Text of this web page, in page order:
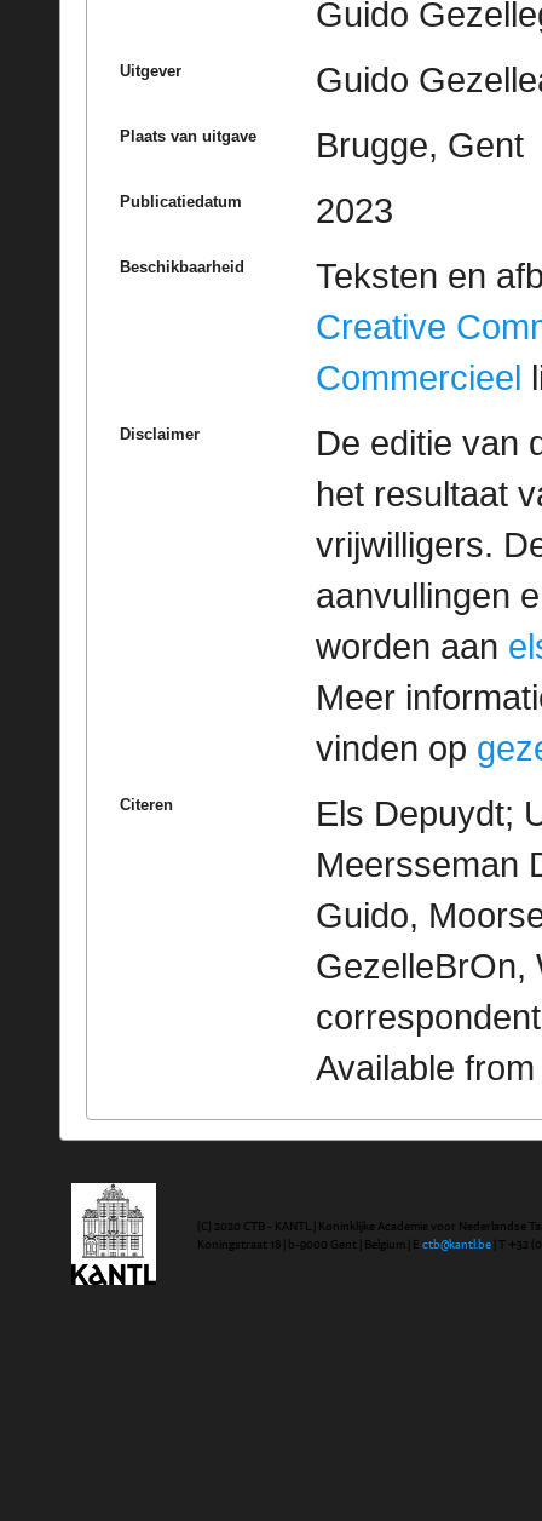
Guido
Uitgever Guido
Plaats van uitgave Brugge, Gent
Publicatiedatum 2023
Beschikbaarheid
Teksten en
Creative
Commercieel
Disclaimer
De editie van
het resultaat
vrijwilligers.
aanvullingen
worden aan
Meer
vinden op
Citeren
Els Depuydt;
Meersseman
Guido,
GezelleBrOn,
Available
(C) 2020 CTB - KANTL | Koninklijke Academie voor Nederlandse
Koningstraat 18 | b-9000 Gent | Belgium | E ctb@kantl.be | T +32